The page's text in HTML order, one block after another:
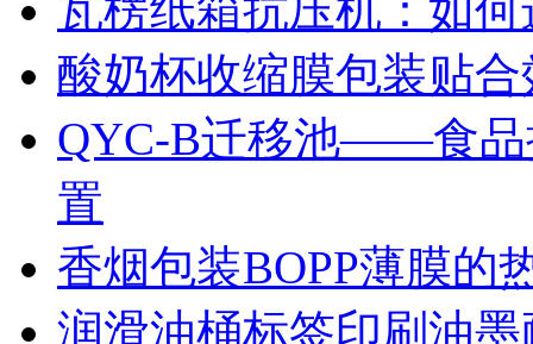
瓦楞纸箱抗压机：如
酸奶杯收缩膜包装贴
QYC-B迁移池——食品
置
香烟包装BOPP薄膜的
润滑油桶标签印刷油